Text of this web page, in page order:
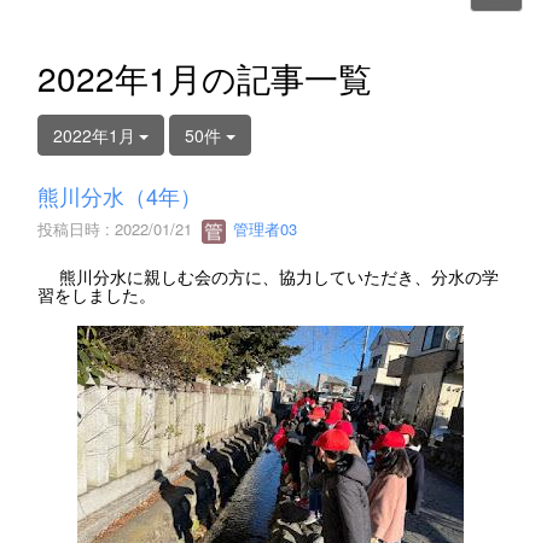
2022年1月の記事一覧
2022年1月 50件
熊川分水（4年）
投稿日時 : 2022/01/21 管理者03
熊川分水に親しむ会の方に、協力していただき、分水の学
習をしました。